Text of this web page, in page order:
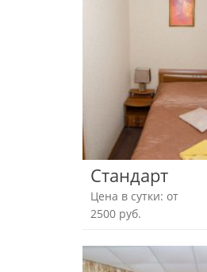
Стандарт
Цена в сутки: от
2500 руб.